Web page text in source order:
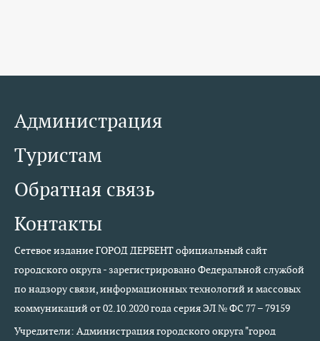
Администрация
Туристам
Обратная связь
Контакты
Сетевое издание ГОРОД ДЕРБЕНТ официальный сайт
городского округа - зарегистрировано Федеральной службой
по надзору связи, информационных технологий и массовых
коммуникаций от 02.10.2020 года серия ЭЛ № ФС 77 – 79159
Учредители: Администрация городского округа "город